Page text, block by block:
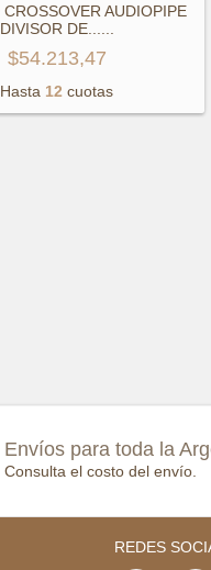
AUDIOPIPE
DIVISOR DE...
$54.213,47
Hasta 12 cuotas
Envíos para toda la
Consulta el costo del envío.
REDES